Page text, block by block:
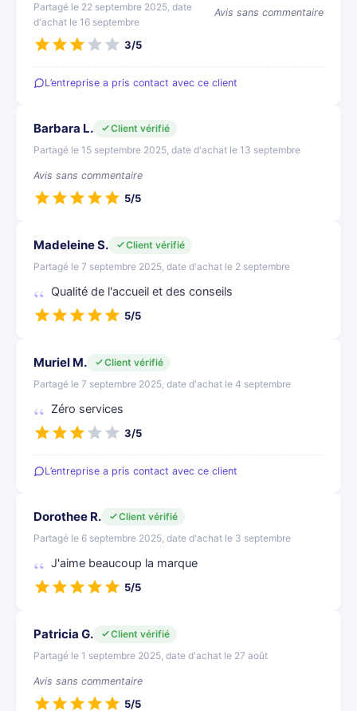
Partagé le 22 septembre 2025, date
d'achat le 16 septembre
Avis sans commentaire
3/5
L’entreprise a pris contact avec ce client
Barbara L.
Client vérifié
Partagé le 15 septembre 2025, date d'achat le 13 septembre
Avis sans commentaire
5/5
Madeleine S.
Client vérifié
Partagé le 7 septembre 2025, date d'achat le 2 septembre
Qualité de l'accueil et des conseils
5/5
Muriel M.
Client vérifié
Partagé le 7 septembre 2025, date d'achat le 4 septembre
Zéro services
3/5
L’entreprise a pris contact avec ce client
Dorothee R.
Client vérifié
Partagé le 6 septembre 2025, date d'achat le 3 septembre
J'aime beaucoup la marque
5/5
Patricia G.
Client vérifié
Partagé le 1 septembre 2025, date d'achat le 27 août
Avis sans commentaire
5/5